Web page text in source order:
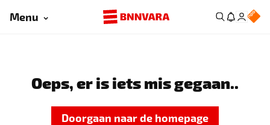
Menu
Oeps, er is iets mis gegaan..
Doorgaan naar de homepage